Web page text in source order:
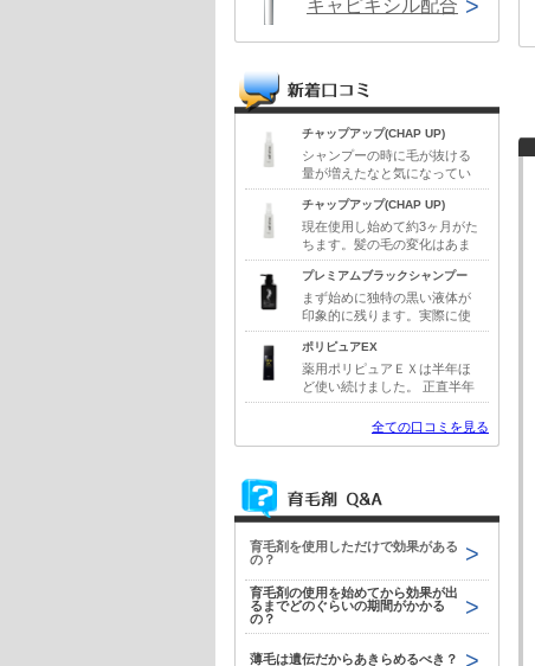
キャピキシル配合
チャップアップ(CHAP UP)
シャンプーの時に毛が抜ける
量が増えたなと気になってい
ました。抜け毛対策として思
いついたのが育毛剤です。イ
ンターネットでいろいろ調べ
て口コミの評価が高かったチ
ャップアップを選びました。
使ってみたら、育毛剤にあり
がちな液だれもないしすごく
使いやすいと思いました。ま
た、イヤな香りもなかったの
で継続できました。
チャップアップ(CHAP UP)
現在使用し始めて約3ヶ月がた
ちます。髪の毛の変化はあま
り感じませんが、スッキリ感
が他の物と比較した時に断然
違うように感じています。お
値段的にもそこまで安いわけ
ではないですが、お手頃な価
格だと思います。今後結果が
出てくれることを期待してま
すが、何より使った後の爽や
か感が好きなので、今後も使
用していきたいと思っていま
プレミアムブラックシャンプー
まず始めに独特の黒い液体が
印象的に残ります。実際に使
用するとシャンプーの液体の
色の印象とは違って、スカっ
とするほどの爽快感がありま
す。暑い夏場などは特にこの
爽快感が気持ちよく感じま
す。冷んやりと感じる爽快感
があって髪への負担も軽い感
じがします。
ポリピュアEX
薬用ポリピュアＥＸは半年ほ
ど使い続けました。 正直半年
という期間では効果はいまい
ちわかりませんでしたが悪く
ん。もう少し根気よく使てっ
ていればと後悔しています。
ころはべたつきがほとんどな
く、朝の使用後でもスタイリ
ングにあまり影響がなかった
ことです。これは継続使用に
はプラスでしたね。
全ての口コミを見る
育毛剤を使用しただけで効果がある
の？
育毛剤の使用を始めてから効果が出
るまでどのぐらいの期間がかかる
の？
薄毛は遺伝だからあきらめるべき？